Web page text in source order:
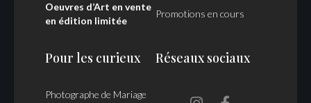
Oeuvres d’Art en vente
en édition limitée
Promotions en cours
Pour les curieux
Photographe de Mariage
Réseaux sociaux